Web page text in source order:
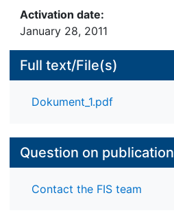
Activation date:
January 28, 2011
Full text/File(s)
Dokument_1.pdf
Question on publication
Contact the FIS team